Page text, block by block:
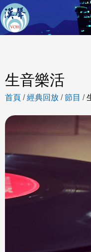
生音樂活
首頁 /經典回放 /節目 /